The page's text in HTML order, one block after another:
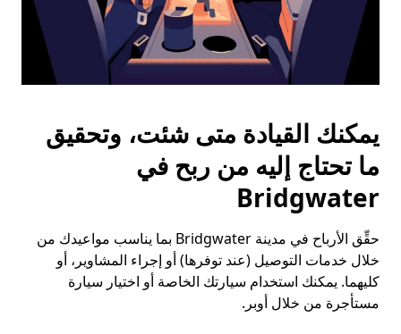
يمكنك القيادة متى شئت، وتحقيق
ما تحتاج إليه من ربح في
Bridgwater
حقِّق الأرباح في مدينة Bridgwater بما يناسب مواعيدك من
خلال خدمات التوصيل (عند توفرها) أو إجراء المشاوير، أو
كليهما. يمكنك استخدام سيارتك الخاصة أو اختيار سيارة
مستأجرة من خلال أوبر.